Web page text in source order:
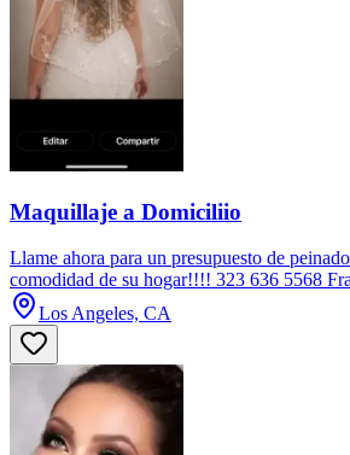
Maquillaje a Domiciliio
Llame ahora para un presupuesto de
comodidad de su hogar!!!! 323 636 5568
Los Angeles, CA